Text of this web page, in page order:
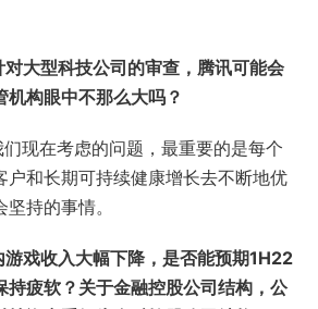
大型科技公司的审查，腾讯可能会
机构眼中不那么大吗？
现在考虑的问题，最重要的是每个
户和长期可持续健康增长去不断地优
持的事情。
戏收入大幅下降，是否能预期1H22
持疲软？关于金融控股公司结构，公